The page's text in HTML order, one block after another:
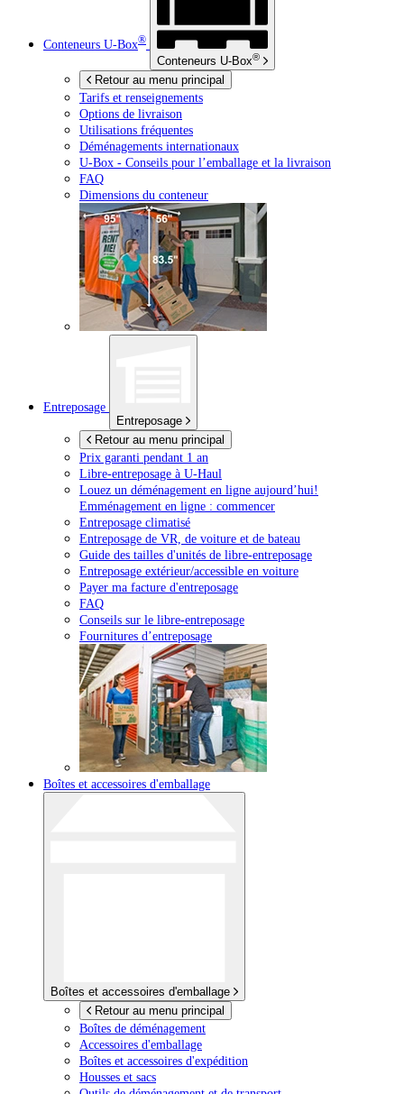
Conteneurs U-Box®
Conteneurs U-Box®
Retour au menu principal
Tarifs et renseignements
Options de livraison
Utilisations fréquentes
Déménagements internationaux
U-Box - Conseils pour l’emballage et la livraison
FAQ
Dimensions du conteneur
Entreposage
Entreposage
Retour au menu principal
Prix garanti pendant 1 an
Libre-entreposage à U-Haul
Louez un déménagement en ligne aujourd’hui!
Emménagement en ligne : commencer
Entreposage climatisé
Entreposage de VR, de voiture et de bateau
Guide des tailles d'unités de libre-entreposage
Entreposage extérieur/accessible en voiture
Payer ma facture d'entreposage
FAQ
Conseils sur le libre-entreposage
Fournitures d’entreposage
Boîtes et accessoires d'emballage
Boîtes et accessoires d'emballage
Retour au menu principal
Boîtes de déménagement
Accessoires d'emballage
Boîtes et accessoires d'expédition
Housses et sacs